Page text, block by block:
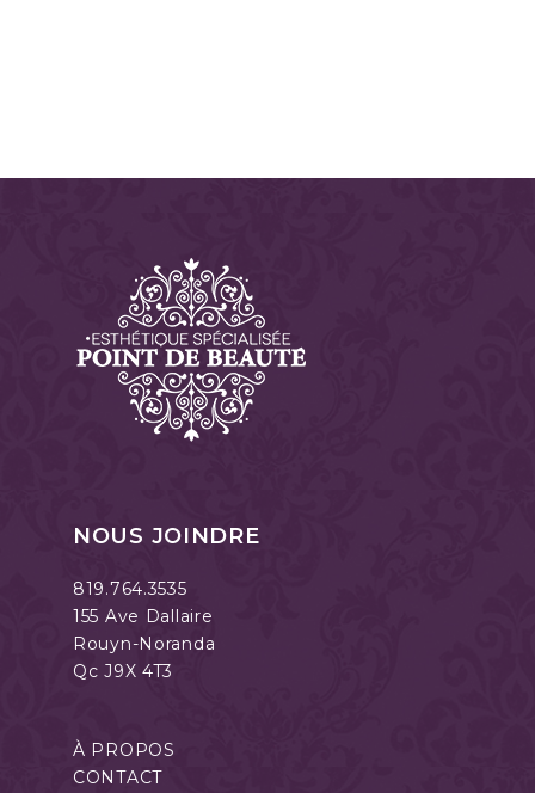
NOUS JOINDRE
819.764.3535
155 Ave Dallaire
Rouyn-Noranda
Qc J9X 4T3
À PROPOS
CONTACT